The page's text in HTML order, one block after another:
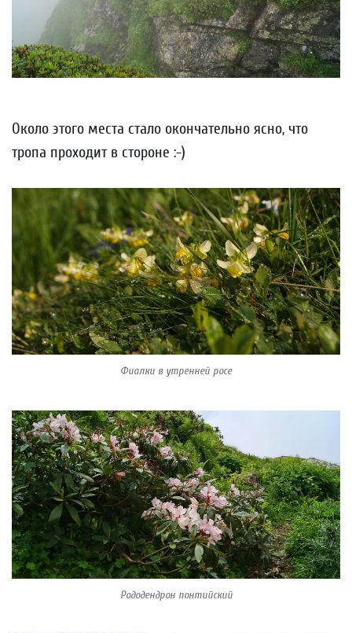
Около этого места стало окончательно ясно, что
тропа проходит в стороне :-)
Фиалки в утренней росе
Рододендрон понтийский